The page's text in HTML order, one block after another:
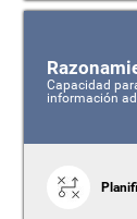
Capacidad
información